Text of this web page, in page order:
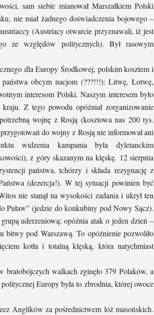
sam siebie mianował Marszałkiem Polski
nie miał żadnego doświadczenia bojowego –
(Austriacy otwarcie przyznawali, iż jest
ze względów politycznych). Był rasowym
dla Europy Środkowej, polskim kosztem i
państwa obcym nacjom (???!!!): Litwę, Łotwę,
interesom Polski. Naszym interesem było
Z tego powodu opóźniał zorganizowanie
wojnę z Rosją (kosztowa nas 200 tys.
do wojny z Rosją nie informował ani
widzenia kampania była dyletanckim
z góry skazanym na klęskę. 12 sierpnia
państwa, tchórzy i składa rezygnację z
(dezercja!). W tej sytuacji powinien być
nie stanął na wysokości zadania i ukrył ten
Puław” (jedzie do konkubiny pod Nowy Sącz).
uderzeniową; opóźnia atak o jeden dzień –
bitwy pod Warszawą. To opóźnienie pozwoliło
kotła i totalną klęską, która natychmiast
bratobójczych walkach zginęło 379 Polaków, a
Europy była to zbrodnia, której owoce
Anglików za pośrednictwem lóż masońskich.